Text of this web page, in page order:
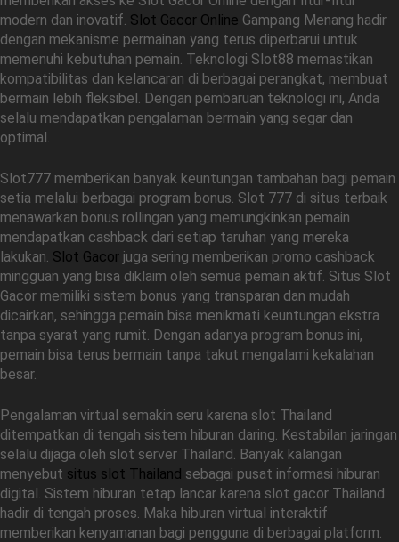
modern dan inovatif. Slot Gacor Online Gampang Menang hadir
dengan mekanisme permainan yang terus diperbarui untuk
memenuhi kebutuhan pemain. Teknologi Slot88 memastikan
kompatibilitas dan kelancaran di berbagai perangkat, membuat
bermain lebih fleksibel. Dengan pembaruan teknologi ini, Anda
selalu mendapatkan pengalaman bermain yang segar dan
optimal.
Slot777 memberikan banyak keuntungan tambahan bagi pemain
setia melalui berbagai program bonus. Slot 777 di situs terbaik
menawarkan bonus rollingan yang memungkinkan pemain
mendapatkan cashback dari setiap taruhan yang mereka
lakukan. Slot Gacor juga sering memberikan promo cashback
mingguan yang bisa diklaim oleh semua pemain aktif. Situs Slot
Gacor memiliki sistem bonus yang transparan dan mudah
dicairkan, sehingga pemain bisa menikmati keuntungan ekstra
tanpa syarat yang rumit. Dengan adanya program bonus ini,
pemain bisa terus bermain tanpa takut mengalami kekalahan
besar.
Pengalaman virtual semakin seru karena slot Thailand
ditempatkan di tengah sistem hiburan daring. Kestabilan jaringan
selalu dijaga oleh slot server Thailand. Banyak kalangan
menyebut situs slot Thailand sebagai pusat informasi hiburan
digital. Sistem hiburan tetap lancar karena slot gacor Thailand
hadir di tengah proses. Maka hiburan virtual interaktif
memberikan kenyamanan bagi pengguna di berbagai platform.